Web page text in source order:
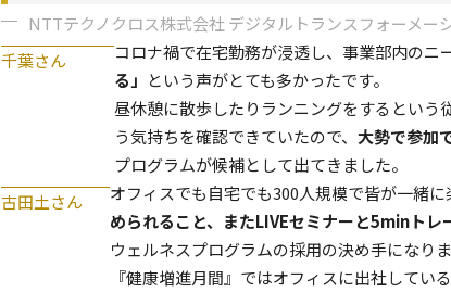
NTTテクノクロス株式会社 デジタルトランスフォーメー
千葉さん
コロナ禍で在宅勤務が浸透し、事業部内のニ
る」 という声がとても多かったです。
昼休憩に散歩したりランニングをするとい
う気持ちを確認できていたので、 大勢で参加
プログラムが候補として出てきました。
古田土さん
オフィスでも自宅でも300人規模で皆が一緒に
められること、またLIVEセミナーと5minト
ウェルネスプログラムの採用の決め手になりま
『健康増進月間』ではオフィスに出社して